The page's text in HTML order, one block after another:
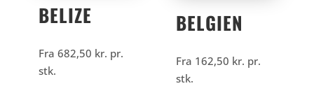
BELIZE
Fra 682,50 kr. pr.
stk.
BELGIEN
Fra 162,50 kr. pr.
stk.